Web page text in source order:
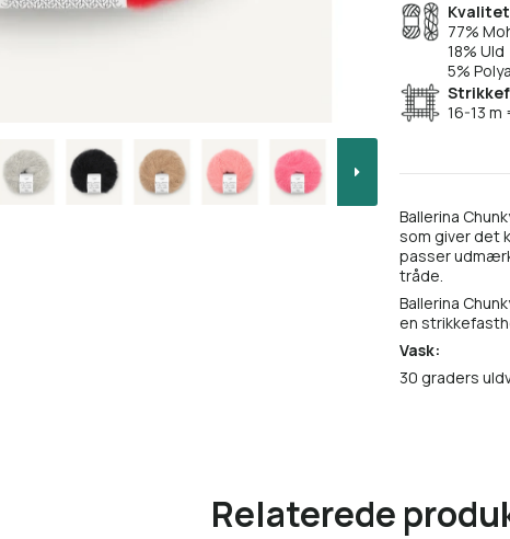
Kvalitet
77%
18% Uld
5%
16-13 m
Ballerina
som giver det
passer
tråde.
Ballerina
en
Vask:
30 graders
Relaterede